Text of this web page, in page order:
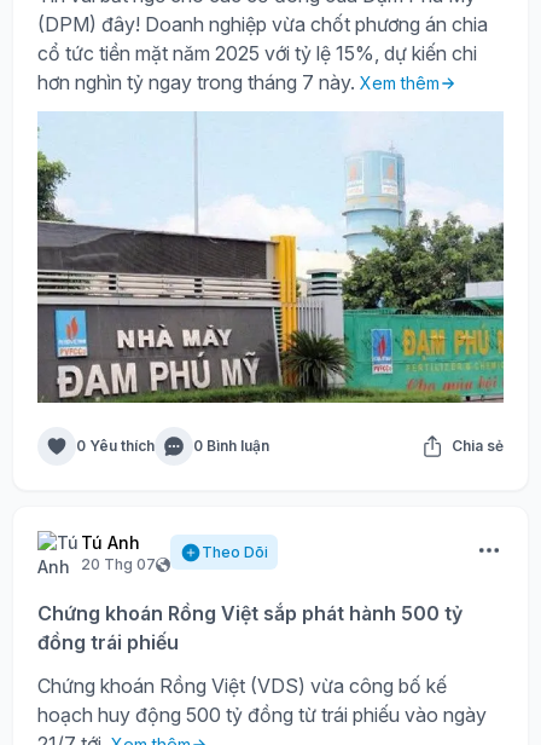
(DPM) đây! Doanh nghiệp vừa chốt phương án chia
cổ tức tiền mặt năm 2025 với tỷ lệ 15%, dự kiến chi
hơn nghìn tỷ ngay trong tháng 7 này. Xem thêm
0 Yêu thích 0 Bình luận Chia sẻ
Tú Anh
20 Thg 07
Theo Dõi
Chứng khoán Rồng Việt sắp phát hành 500 tỷ
đồng trái phiếu
Chứng khoán Rồng Việt (VDS) vừa công bố kế
hoạch huy động 500 tỷ đồng từ trái phiếu vào ngày